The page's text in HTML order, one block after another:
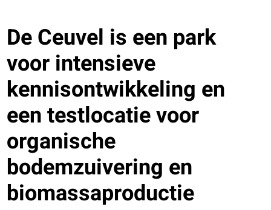
De Ceuvel is een park
voor intensieve
kennisontwikkeling en
een testlocatie voor
organische
bodemzuivering en
biomassaproductie